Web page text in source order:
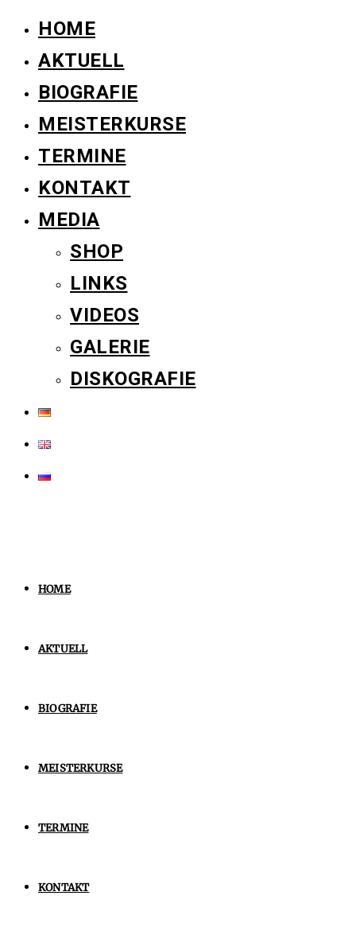
HOME
AKTUELL
BIOGRAFIE
MEISTERKURSE
TERMINE
KONTAKT
MEDIA
SHOP
LINKS
VIDEOS
GALERIE
DISKOGRAFIE
HOME
AKTUELL
BIOGRAFIE
MEISTERKURSE
TERMINE
KONTAKT